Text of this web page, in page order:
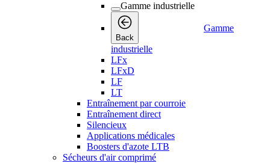
Gamme industrielle
Back
Gamme
industrielle
LFx
LFxD
LF
LT
Entraînement par courroie
Entraînement direct
Silencieux
Applications médicales
Boosters d'azote LTB
Sécheurs d'air comprimé